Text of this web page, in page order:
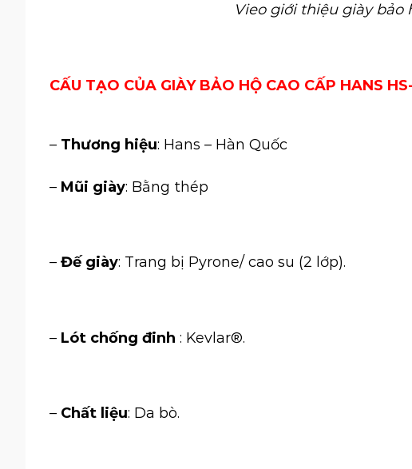
Vieo giới thiệu giày bảo
CẤU TẠO CỦA GIÀY BẢO HỘ CAO CẤP HANS
– Thương hiệu: Hans – Hàn Quốc
– Mũi giày: Bằng thép
– Đế giày: Trang bị Pyrone/ cao su (2 lớp).
– Lót chống đinh : Kevlar®.
– Chất liệu: Da bò.